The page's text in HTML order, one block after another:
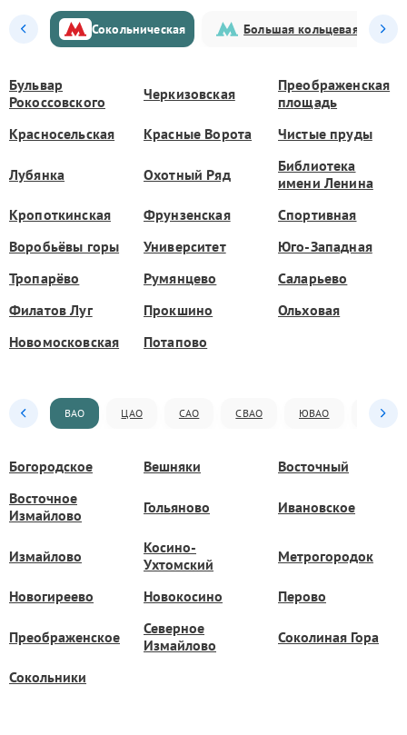
Сокольническая Большая кольцевая
Бульвар
Рокоссовского
Черкизовская
Преображенская
площадь
Красносельская
Красные Ворота Чистые пруды
Лубянка Охотный Ряд
Библиотека
имени Ленина
Кропоткинская
Фрунзенская
Спортивная
Воробьёвы горы
Университет
Юго-Западная
Тропарёво
Румянцево
Саларьево
Филатов Луг
Прокшино
Ольховая
Новомосковская
Потапово
ВАО ЦАО САО СВАО ЮВАО ЮАО
Богородское Вешняки
Восточный
Восточное
Измайлово
Гольяново Ивановское
Измайлово
Косино-
Ухтомский
Метрогородок
Новогиреево Новокосино Перово
Преображенское
Северное
Измайлово
Соколиная Гора
Сокольники